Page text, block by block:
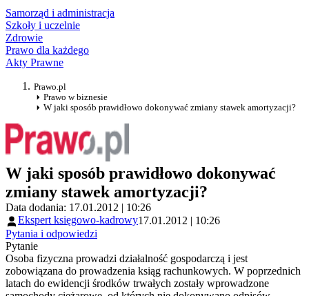
Samorząd i administracja
Szkoły i uczelnie
Zdrowie
Prawo dla każdego
Akty Prawne
Prawo.pl
Prawo w biznesie
W jaki sposób prawidłowo dokonywać zmiany stawek amortyzacji?
W jaki sposób prawidłowo dokonywać
zmiany stawek amortyzacji?
Data dodania: 17.01.2012 | 10:26
Ekspert księgowo-kadrowy17.01.2012 | 10:26
Pytania i odpowiedzi
Pytanie
Osoba fizyczna prowadzi działalność gospodarczą i jest
zobowiązana do prowadzenia ksiąg rachunkowych. W poprzednich
latach do ewidencji środków trwałych zostały wprowadzone